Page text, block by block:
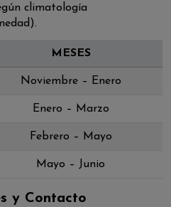
climatología
MESES
Noviembre – Enero
Enero – Marzo
Febrero – Mayo
Mayo – Junio
y Contacto